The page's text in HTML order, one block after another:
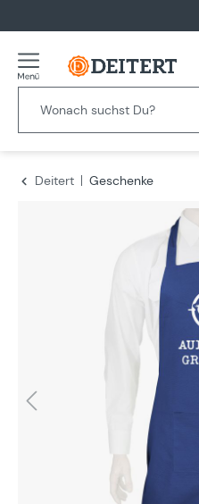
Deitert
Geschenke